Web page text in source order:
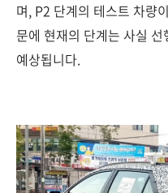
며, P2 단계의 테스트 차량
문에 현재의 단계는 사실
예상됩니다.